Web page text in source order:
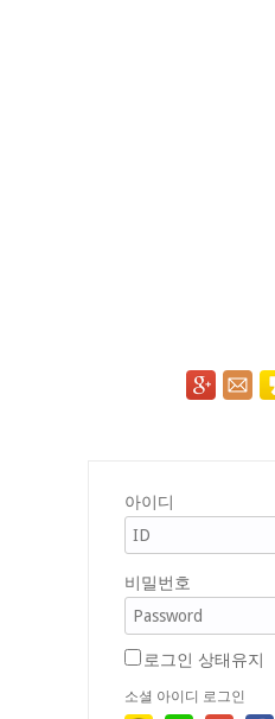
아이디
비밀번호
로그인 상태유지
소셜 아이디 로그인